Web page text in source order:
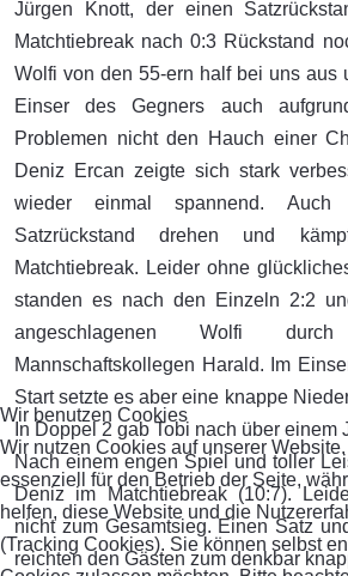
Jürgen Knott, der einen
Matchtiebreak nach 0:3 Rückstand
Wolfi von den 55-ern half bei uns aus
Einser des Gegners auch
Problemen nicht den Hauch einer
Deniz Ercan zeigte sich stark
wieder einmal spannend.
Satzrückstand drehen und
Matchtiebreak. Leider ohne
standen es nach den Einzeln 2:2
angeschlagenen Wolfi
Mannschaftskollegen Harald. Im
Start setzte es aber eine knappe
In Doppel 2 gab Tobi nach über einem
Nach einem engen Spiel und toller
Deniz im Matchtiebreak (10:7).
nicht zum Gesamtsieg. Einen Satz
reichten den Gästen zum denkbar
Wir benutzen Cookies
Wir nutzen Cookies auf unserer
essenziell für den Betrieb der Seite,
helfen, diese Website und die
(Tracking Cookies). Sie können selbst